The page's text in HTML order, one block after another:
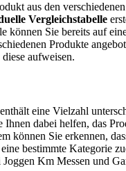
aus den
Vergleichstabelle
können Sie bereits auf
Produkte
aufweisen.
eine Vielzahl
dabei helfen, das
können Sie erkennen,
bestimmte Kategorie
Km Messen und